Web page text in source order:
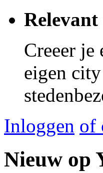
Creeer je
eigen
Inloggen of
Nieuw op